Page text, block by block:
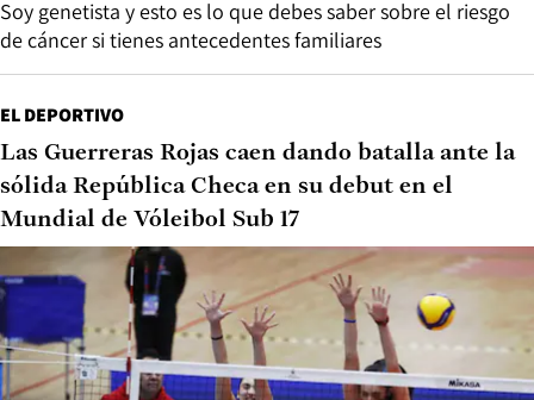
Soy genetista y esto es lo que debes saber sobre el riesgo
de cáncer si tienes antecedentes familiares
EL DEPORTIVO
Las Guerreras Rojas caen dando batalla ante la
sólida República Checa en su debut en el
Mundial de Vóleibol Sub 17